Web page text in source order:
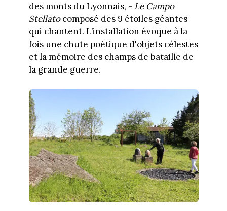
des monts du Lyonnais, - Le Campo
Stellatocomposé des 9 étoiles géantes
qui chantent. L’installation évoque à la
fois une chute poétique d'objets célestes
et la mémoire des champs de bataille de
la grande guerre.